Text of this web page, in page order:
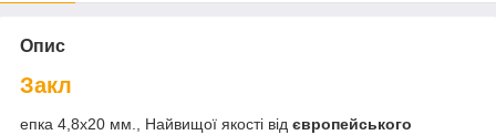
Опис
Закл
епка 4,8х20 мм., Найвищої якості від європейського